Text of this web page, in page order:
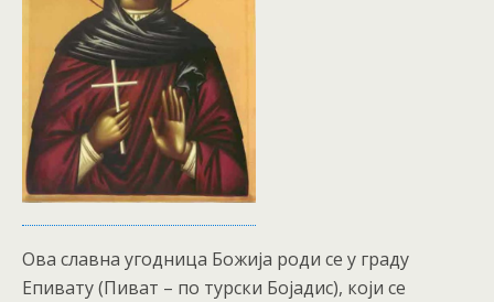
Ова славна угодница Божија роди се у граду
Епивату (Пиват – по турски Бојадис), који се